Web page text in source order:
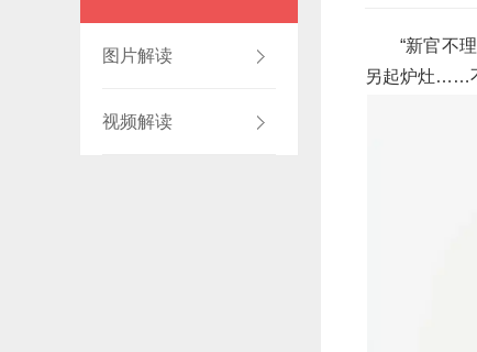
图片解读
视频解读
“新官不
另起炉灶……